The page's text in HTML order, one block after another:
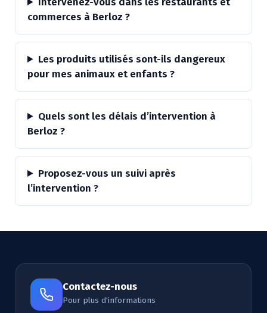
commerces à Berloz ?
Les produits utilisés sont-ils dangereux
pour mes animaux et enfants ?
Quels sont les délais d’intervention à
Berloz ?
Proposez-vous un suivi après
l’intervention ?
Contactez-nous
Pour plus d'informations